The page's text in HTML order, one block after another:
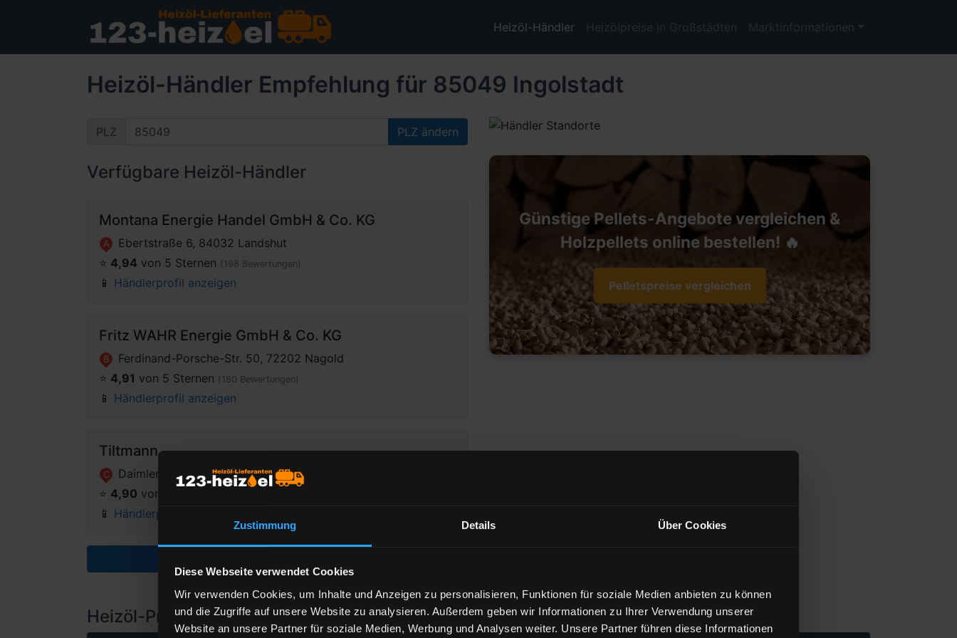
Zustimmung Details Über Cookies
Diese Webseite verwendet Cookies
Wir verwenden Cookies, um Inhalte und Anzeigen zu personalisieren, Funktionen für soziale Medien anbieten zu können
und die Zugriffe auf unsere Website zu analysieren. Außerdem geben wir Informationen zu Ihrer Verwendung unserer
Website an unsere Partner für soziale Medien, Werbung und Analysen weiter. Unsere Partner führen diese Informationen
Heizöl-Händler Heizölpreise in Großstädten Marktinformationen
Heizöl-Händler Empfehlung für 85049 Ingolstadt
PLZ PLZ ändern
Verfügbare Heizöl-Händler
Montana Energie Handel GmbH & Co. KG
A
Ebertstraße 6, 84032 Landshut
⭐️ 4,94 von 5 Sternen (198 Bewertungen)
📱 Händlerprofil anzeigen
Fritz WAHR Energie GmbH & Co. KG
B
Ferdinand-Porsche-Str. 50, 72202 Nagold
⭐️ 4,91 von 5 Sternen (180 Bewertungen)
📱 Händlerprofil anzeigen
Tiltmann
C
Daimlerstr. 2, 85748 Garching b. München
⭐️ 4,90 von 5 Sternen
📱 Händlerprofil anzeigen
Günstige Pellets-Angebote vergleichen &
Holzpellets online bestellen! 🔥
Pelletspreise vergleichen
Heizöl-Preisangebot für 85049 Ingolstadt